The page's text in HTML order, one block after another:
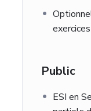
Public
ESI en